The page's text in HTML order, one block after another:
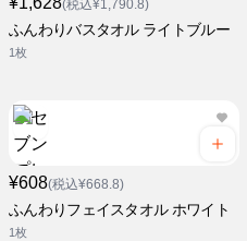
(税込¥1,790.8)
ふんわりバスタオル ライトブルー
1枚
¥608(税込¥668.8)
ふんわりフェイスタオル ホワイト
1枚